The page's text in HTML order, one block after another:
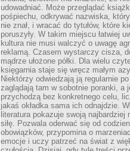
udowadniać. Może przeglądać
pośpiechu, odkrywać nazwiska,
nie znał, i wracać do tytułów, które
poruszyły. W takim miejscu łatwiej
kultura nie musi walczyć o uwagę
reklamą. Czasem wystarczy cisza,
mądrze ułożone półki. Dla wielu
księgarnia staje się wręcz małym
Niektórzy odwiedzają ją regularnie
zaglądają tam w sobotnie poranki, a
przychodzą bez konkretnego celu,
jakaś okładka sama ich odnajdzie.
literatura pokazuje swoją najbardziej
siłę. Pozwala oderwać się od
obowiązków, przypomina o
emocje i uczy patrzeć na świat z